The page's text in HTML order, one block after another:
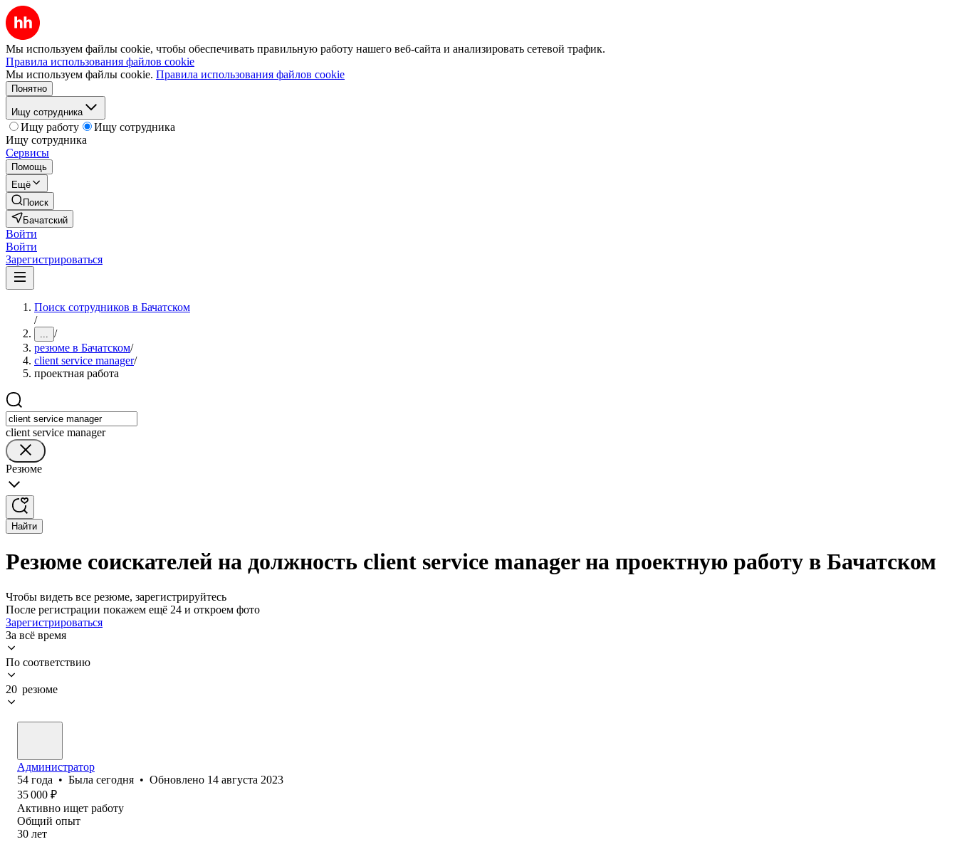
Мы используем файлы cookie, чтобы обеспечивать правильную работу нашего веб-сайта и анализировать сетевой трафик.
Правила использования файлов cookie
Мы используем файлы cookie. Правила использования файлов cookie
Понятно
Ищу сотрудника
Ищу работу
Ищу сотрудника
Ищу сотрудника
Сервисы
Помощь
Ещё
Поиск
Бачатский
Войти
Войти
Зарегистрироваться
Поиск сотрудников в Бачатском
/
... /
резюме в Бачатском/
client service manager/
проектная работа
client service manager
Резюме
Найти
Резюме соискателей на должность client service manager на проектную работу в Бачатском
Чтобы видеть все резюме, зарегистрируйтесь
После регистрации покажем ещё 24 и откроем фото
Зарегистрироваться
За всё время
По соответствию
20 резюме
Администратор
54 года • Была сегодня • Обновлено 14 августа 2023
35 000 ₽
Активно ищет работу
Общий опыт
30 лет